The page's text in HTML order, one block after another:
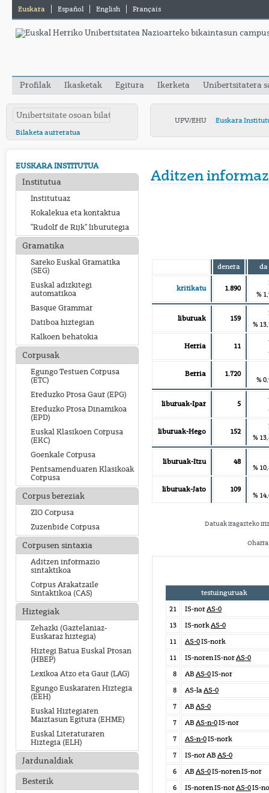
Euskara Español English Français
Profilak Ikasketak Egitura Ikerketa Unibertsitatera
Bilaketa aurreratua
UPV/EHU Euskara
EUSKARA INSTITUTUA
Institutua
Institutuaz
Kokalekua eta kontaktua
"Rudolf de Rijk" liburutegia
Gramatika
Sareko Euskal Gramatika
(SEG)
Euskal adizkitegi
automatikoa
Basque Grammar
Datiboa hiztegian
Kalkoen behatokia
Corpusak
Egungo Testuen Corpusa
(ETC)
Ereduzko Prosa Gaur (EPG)
Ereduzko Prosa Dinamikoa
(EPD)
Euskal Klasikoen Corpusa
(EKC)
Goenkale Corpusa
Pentsamenduaren Klasikoak
Corpusa
Corpus bereziak
ZIO Corpusa
Zuzenbide Corpusa
Corpusen sintaxia
Aditzen informazio
sintaktikoa
Corpus Arakatzaile
Sintaktikoa (CAS)
Hiztegiak
Zehazki (Gaztelaniaz-
Euskaraz hiztegia)
Hiztegi Batua Euskal Prosan
(HBEP)
Lexikoa Atzo eta Gaur (LAG)
Egungo Euskararen Hiztegia
(EEH)
Euskal Hiztegiaren
Maiztasun Egitura (EHME)
Euskal Literaturaren
Hiztegia (ELH)
Jardunaldiak
Besterik
Aditzen
denera da
kritikatu 1.890
%
liburuak 159
%
Herria 11
Berria 1.720
%
liburuak-Ipar 5
liburuak-Hego 152
%
liburuak-Itzu 48
%
liburuak-Jato 109
%
Datuak iragazteko
testuinguruak
21
IS-norAS-0
13
IS-norkAS-0
11
AS-0IS-nork
11
IS-noren IS-norAS-0
8
AB AS-0IS-nor
8
AS-laAS-0
7
AB AS-0
7
AB AS-n-0IS-nor
7
AS-n-0IS-nork
7
IS-nor AB AS-0
6
AB AS-0IS-noren IS-nor
6
IS-noren IS-norAS-0IS-